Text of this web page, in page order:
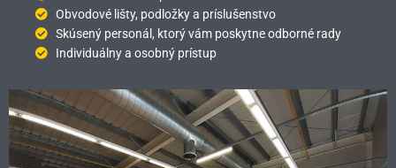
Obvodové lišty, podložky a príslušenstvo
Skúsený personál, ktorý vám poskytne odborné rady
Individuálny a osobný prístup